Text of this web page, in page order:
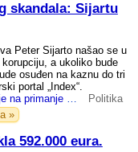
skandala: Sijartu
Peter Sijarto našao se u
a ukoliko bude
osuđen na kaznu do tri
portal „Index“.
Sijarto pod istragom zbog sumnje na primanje mita, preti mu do tri godine zatvora
Politika
»
592.000 eura.